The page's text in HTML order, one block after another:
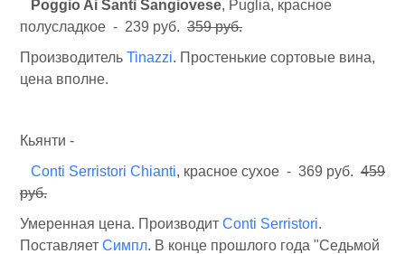
Poggio Ai Santi Sangiovese, Puglia, красное
полусладкое - 239 руб. 359 руб.
Производитель Tinazzi. Простенькие сортовые вина,
цена вполне.
Кьянти -
Conti Serristori Chianti, красное сухое - 369 руб. 459
руб.
Умеренная цена. Производит Conti Serristori.
Поставляет Симпл. В конце прошлого года "Седьмой